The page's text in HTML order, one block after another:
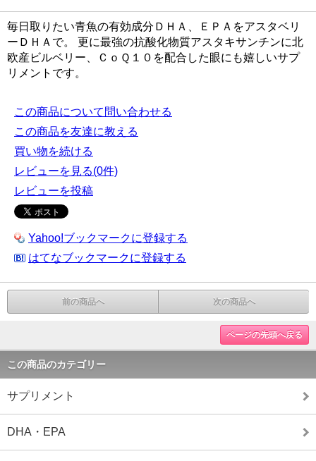
毎日取りたい青魚の有効成分ＤＨＡ、ＥＰＡをアスタベリ
ーＤＨＡで。 更に最強の抗酸化物質アスタキサンチンに北
欧産ビルベリー、ＣｏＱ１０を配合した眼にも嬉しいサプ
リメントです。
この商品について問い合わせる
この商品を友達に教える
買い物を続ける
レビューを見る(0件)
レビューを投稿
Yahoo!ブックマークに登録する
はてなブックマークに登録する
前の商品へ 次の商品へ
ページの先頭へ戻る
この商品のカテゴリー
サプリメント
DHA・EPA